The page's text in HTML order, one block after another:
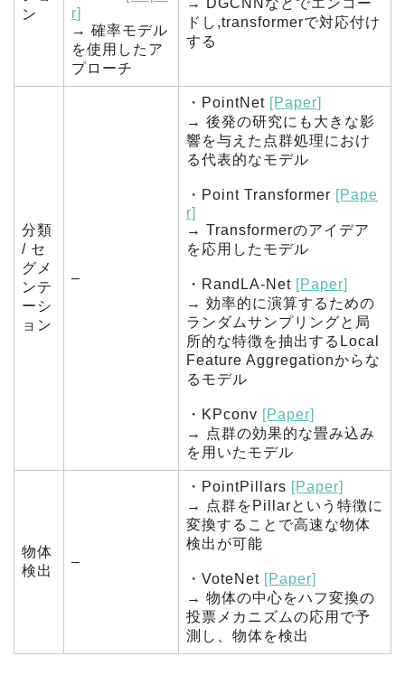
ン
r]
→ 確率モデル
を使用したア
プローチ
→ DGCNNなどでエンコー
ドし,transformerで対応付け
する
分類
/ セ
グメ
ンテ
ーシ
ョン
–
・PointNet [Paper]
→ 後発の研究にも大きな影
響を与えた点群処理におけ
る代表的なモデル
・Point Transformer [Pape
r]
→ Transformerのアイデア
を応用したモデル
・RandLA-Net [Paper]
→ 効率的に演算するための
ランダムサンプリングと局
所的な特徴を抽出するLocal
Feature Aggregationからな
るモデル
・KPconv [Paper]
→ 点群の効果的な畳み込み
を用いたモデル
物体
検出
–
・PointPillars [Paper]
→ 点群をPillarという特徴に
変換することで高速な物体
検出が可能
・VoteNet [Paper]
→ 物体の中心をハフ変換の
投票メカニズムの応用で予
測し、物体を検出